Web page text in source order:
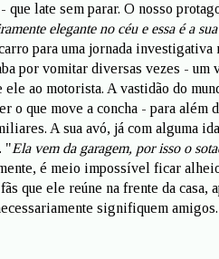
que late sem parar. O nosso
elegante no céu e essa é a
para uma jornada investigativa
por vomitar diversas vezes - um
ao motorista. A vastidão do
o que move a concha - para além
A sua avó, já com alguma
"Ela vem da garagem, por isso o
é meio impossível ficar
que ele reúne na frente da casa,
signifiquem